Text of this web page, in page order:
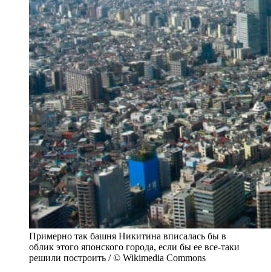
Примерно так башня Никитина вписалась бы в
облик этого японского города, если бы ее все-таки
решили построить / © Wikimedia Commons